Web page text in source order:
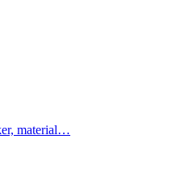
material…